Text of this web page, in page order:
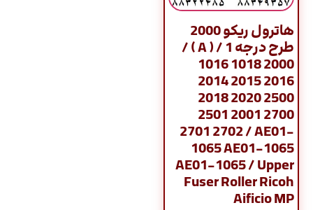
هاترول ریکو 2000
طرح درجه 1 / ( A ) /
1016 1018 2000
2014 2015 2016
2018 2020 2500
2501 2001 2700
2701 2702 / AE01-
1065 AE01-1065
AE01-1065 / Upper
Fuser Roller Ricoh
Aificio MP